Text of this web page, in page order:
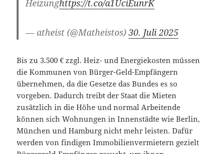
Heizunghttps://t.co/a1UciEunrK
— atheist (@Matheistos)30. Juli 2025
Bis zu 3.500 € zzgl. Heiz- und Energiekosten müssen
die Kommunen von Bürger-Geld-Empfängern
übernehmen, da die Gesetze das Bundes es so
vorgeben. Dadurch treibt der Staat die Mieten
zusätzlich in die Höhe und normal Arbeitende
können sich Wohnungen in Innenstädte wie Berlin,
München und Hamburg nicht mehr leisten. Dafür
werden von findigen Immobilienvermietern gezielt